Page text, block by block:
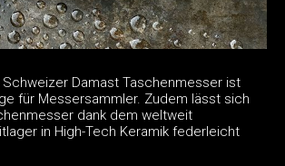
Damast Taschenmesser ist
für Messersammler. Zudem lässt sich
dank dem weltweit
in High-Tech Keramik federleicht